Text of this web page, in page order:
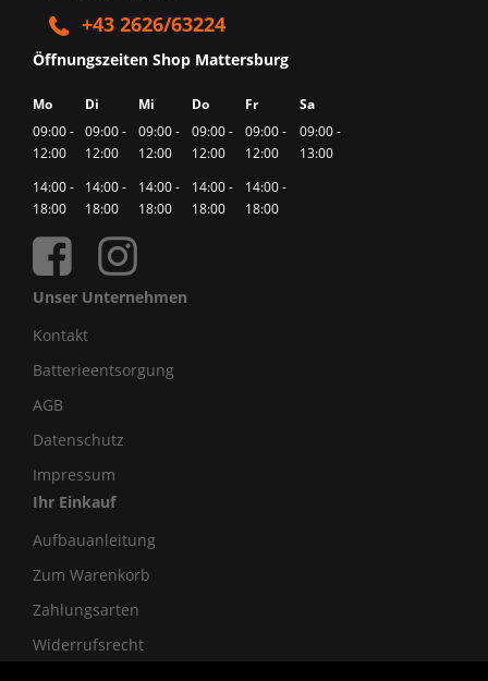
+43 2626/63224
Öffnungszeiten Shop Mattersburg
Mo Di Mi Do Fr
Sa
09:00 -
12:00
09:00 -
12:00
09:00 -
12:00
09:00 -
12:00
09:00 -
12:00
09:00 -
13:00
14:00 -
18:00
14:00 -
18:00
14:00 -
18:00
14:00 -
18:00
14:00 -
18:00
Unser Unternehmen
Kontakt
Batterieentsorgung
AGB
Datenschutz
Impressum
Ihr Einkauf
Aufbauanleitung
Zum Warenkorb
Zahlungsarten
Widerrufsrecht